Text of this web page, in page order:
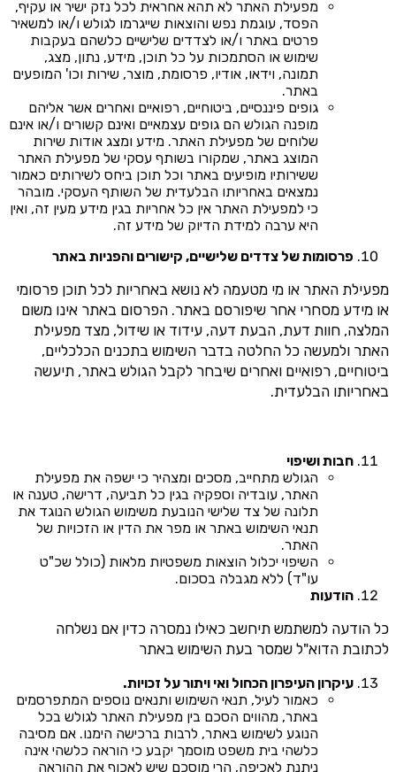
מפעילת האתר לא תהא אחראית לכל נזק ישיר או עקיף,
הפסד, עוגמת נפש והוצאות שייגרמו לגולש ו/או למשאיר
פרטים באתר ו/או לצדדים שלישיים כלשהם בעקבות
שימוש או הסתמכות על כל תוכן, מידע, נתון, מצג,
תמונה, וידאו, אודיו, פרסומת, מוצר, שירות וכו' המופעים
באתר.
גופים פיננסיים, ביטוחיים, רפואיים ואחרים אשר אליהם
מופנה הגולש הם גופים עצמאיים ואינם קשורים ו/או אינם
שלוחים של מפעילת האתר. מידע ומצג אודות שירות
המוצג באתר, שמקורו בשותף עסקי של מפעילת האתר
ששירותיו מופיעים באתר וכל תוכן ביחס לשירותים כאמור
נמצאים באחריותו הבלעדית של השותף העסקי. מובהר
כי למפעילת האתר אין כל אחריות בגין מידע מעין זה, ואין
היא ערבה למידת הדיוק של מידע זה.
פרסומות של צדדים שלישיים, קישורים והפניות באתר
מפעילת האתר או מי מטעמה לא נושא באחריות לכל תוכן פרסומי
או מידע מסחרי אחר שיפורסם באתר. הפרסום באתר אינו משום
המלצה, חוות דעת, הבעת דעה, עידוד או שידול, מצד מפעילת
האתר ולמעשה כל החלטה בדבר השימוש בתכנים הכלכליים,
ביטוחיים, רפואיים ואחרים שיבחר לקבל הגולש באתר, תיעשה
באחריותו הבלעדית.
חבות ושיפוי
הגולש מתחייב, מסכים ומצהיר כי ישפה את מפעילת
האתר, עובדיה וספקיה בגין כל תביעה, דרישה, טענה או
תלונה של צד שלישי הנובעת משימוש הגולש הנוגד את
תנאי השימוש באתר או מפר את הדין או הזכויות של
האתר.
השיפוי יכלול הוצאות משפטיות מלאות (כולל שכ"ט
עו"ד) ללא מגבלה בסכום.
הודעות
כל הודעה למשתמש תיחשב כאילו נמסרה כדין אם נשלחה
לכתובת הדוא"ל שמסר בעת השימוש באתר
עיקרון העיפרון הכחול ואי ויתור על זכויות.
כאמור לעיל, תנאי השימוש ותנאים נוספים המתפרסמים
באתר, מהווים הסכם בין מפעילת האתר לגולש בכל
הנוגע לשימוש באתר, לרבות ברכישה הימנו. אם מסיבה
כלשהי בית משפט מוסמך יקבע כי הוראה כלשהי אינה
ניתנת לאכיפה, הרי מוסכם שיש לאכוף את ההוראה